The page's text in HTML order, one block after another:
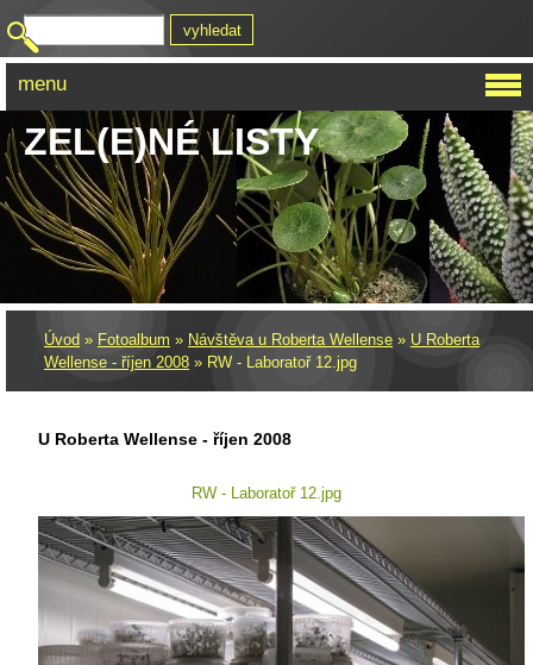
ZEL(E)NÉ LISTY
Úvod » Fotoalbum » Návštěva u Roberta Wellense » U Roberta
Wellense - říjen 2008 » RW - Laboratoř 12.jpg
U Roberta Wellense - říjen 2008
RW - Laboratoř 12.jpg
menu